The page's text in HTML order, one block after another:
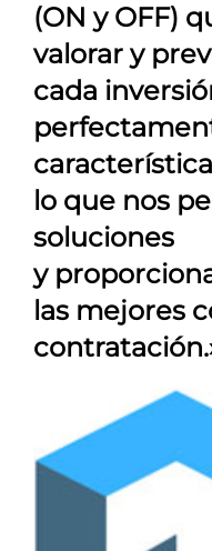
(ON y OFF)
valorar y
cada
lo que nos
soluciones
y
las mejores